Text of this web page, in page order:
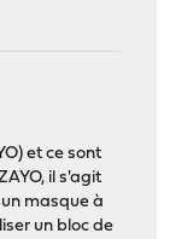
et ce sont
il s'agit
masque à
un bloc de